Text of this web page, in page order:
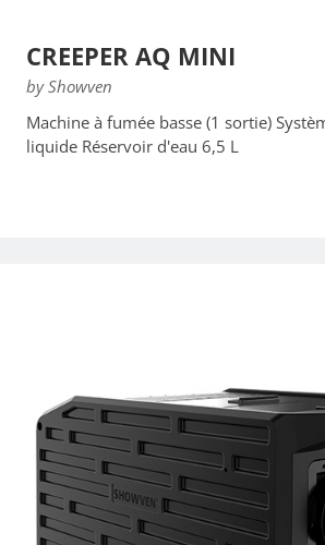
CREEPER AQ MINI
by Showven
Machine à fumée basse (1 sortie)
liquide Réservoir d'eau 6,5 L